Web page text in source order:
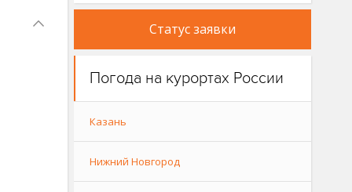
Статус заявки
Погода на курортах России
Казань
Нижний Новгород